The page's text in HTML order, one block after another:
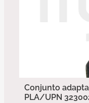
Conjunto
PLA/UPN